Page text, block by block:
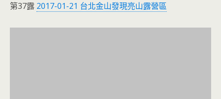
第37露 2017-01-21 台北金山發現亮山露營區